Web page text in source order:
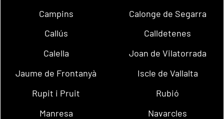
Campins
Calonge de Segarra
Callús
Calldetenes
Calella
Joan de Vilatorrada
Jaume de Frontanyà
Iscle de Vallalta
Rupit i Pruit
Rubió
Manresa
Navarcles